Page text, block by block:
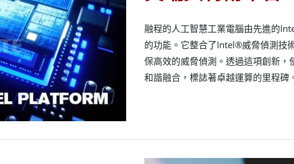
融程的人工智慧工業電腦由先進的
的功能。它整合了Intel®威脅偵測技
保高效的威脅偵測。透過這項創新
和諧融合，標誌著卓越運算的里程碑